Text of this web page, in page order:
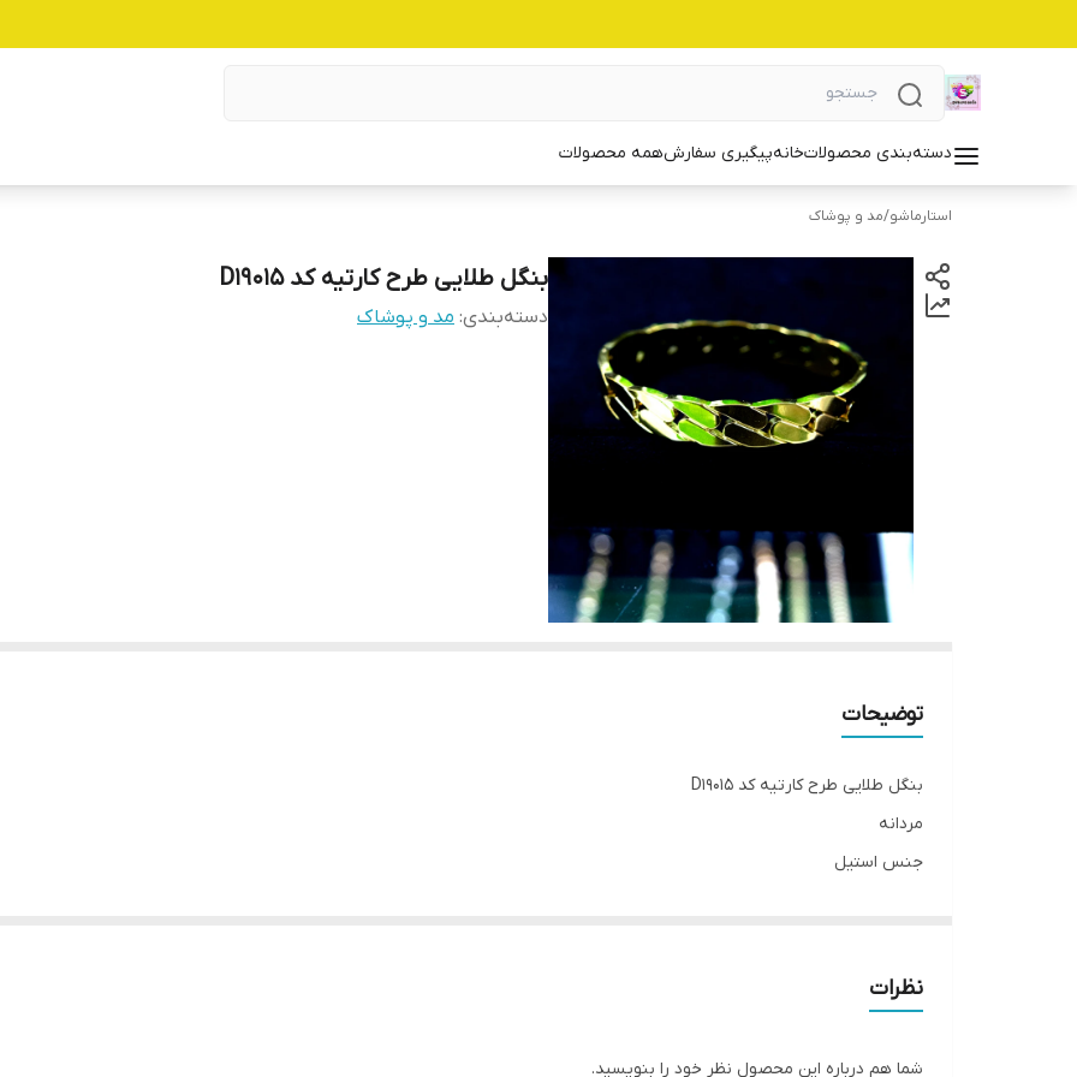
دسته‌بندی محصولاتخانهپیگیری سفارشهمه محصولات
استارماشو/مد و پوشاک
بنگل طلایی طرح کارتیه کد D19015
دسته‌بندی: مد و پوشاک
توضیحات
بنگل طلایی طرح کارتیه کد D19015
مردانه
جنس استیل
چرا " استارماشو " ؟
* دارای سایت و نماد اعتماد الکترونیک(اینماد)
نظرات
شما هم درباره این محصول نظر خود را بنویسید.